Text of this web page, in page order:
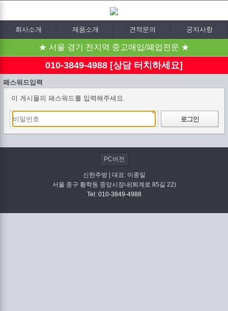
회사소개 제품소개 견적문의 공지사항
★ 서울 경기 전지역 중고매입/폐업전문 ★
010-3849-4988 [상담 터치하세요]
패스워드입력
이 게시물의 패스워드를 입력해주세요.
로그인
PC버전
신한주방 | 대표: 이종일
서울 중구 황학동 중앙시장내(퇴계로 85길 22)
Tel: 010-3849-4988